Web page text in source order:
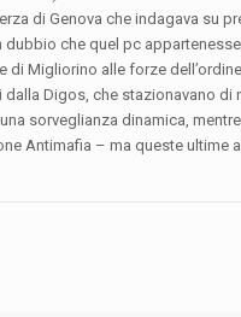
di Genova che indagava su
che quel pc appartenesse
Migliorino alle forze
Digos, che stazionavano
sorveglianza dinamica,
Antimafia – ma queste ultime